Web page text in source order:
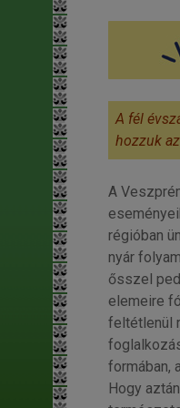
A fél
hozzuk az
A
régióban
nyár
ősszel
elemeire
feltétlenül
formában,
Hogy